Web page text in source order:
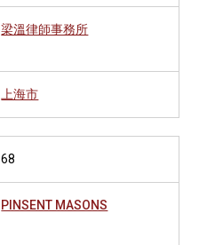
梁溫律師事務所
上海市
68
PINSENT MASONS